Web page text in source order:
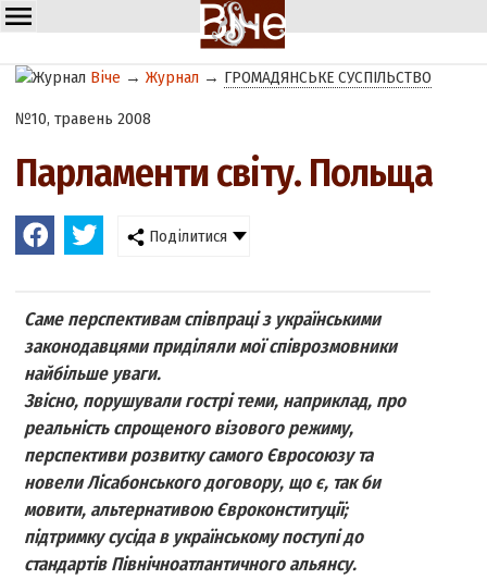
Віче →Журнал → ГРОМАДЯНСЬКЕ СУСПІЛЬСТВО
№10, травень 2008
Парламенти світу. Польща
Поділитися
Саме перспективам співпраці з українськими
законодавцями приділяли мої співрозмовники
найбільше уваги.
Звісно, порушували гострі теми, наприклад, про
реальність спрощеного візового режиму,
перспективи розвитку самого Євросоюзу та
новели Лісабонського договору, що є, так би
мовити, альтернативою Євроконституції;
підтримку сусіда в українському поступі до
стандартів Північноатлантичного альянсу.